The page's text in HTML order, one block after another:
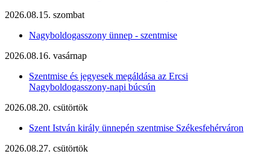
2026.08.15. szombat
Nagyboldogasszony ünnep - szentmise
2026.08.16. vasárnap
Szentmise és jegyesek megáldása az Ercsi
Nagyboldogasszony-napi búcsún
2026.08.20. csütörtök
Szent István király ünnepén szentmise Székesfehérváron
2026.08.27. csütörtök